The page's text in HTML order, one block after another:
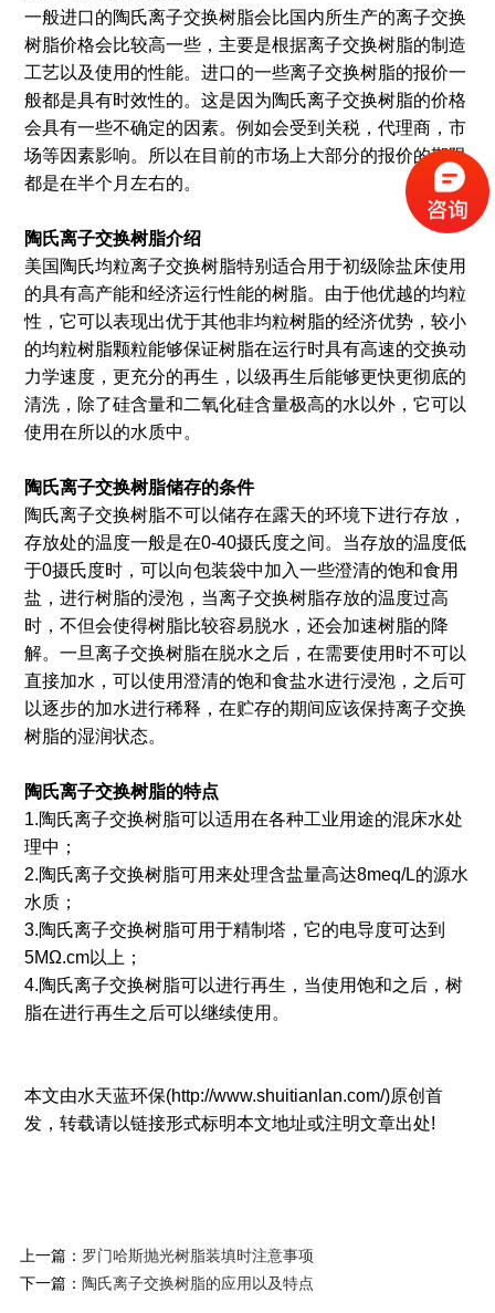
一般进口的陶氏离子交换树脂会比国内所生产的离子交换
树脂价格会比较高一些，主要是根据离子交换树脂的制造
工艺以及使用的性能。进口的一些离子交换树脂的报价一
般都是具有时效性的。这是因为陶氏离子交换树脂的价格
会具有一些不确定的因素。例如会受到关税，代理商，市
场等因素影响。所以在目前的市场上大部分的报价的期限
都是在半个月左右的。
陶氏离子交换树脂介绍
美国陶氏均粒离子交换树脂特别适合用于初级除盐床使用
的具有高产能和经济运行性能的树脂。由于他优越的均粒
性，它可以表现出优于其他非均粒树脂的经济优势，较小
的均粒树脂颗粒能够保证树脂在运行时具有高速的交换动
力学速度，更充分的再生，以级再生后能够更快更彻底的
清洗，除了硅含量和二氧化硅含量极高的水以外，它可以
使用在所以的水质中。
陶氏离子交换树脂储存的条件
陶氏离子交换树脂不可以储存在露天的环境下进行存放，
存放处的温度一般是在0-40摄氏度之间。当存放的温度低
于0摄氏度时，可以向包装袋中加入一些澄清的饱和食用
盐，进行树脂的浸泡，当离子交换树脂存放的温度过高
时，不但会使得树脂比较容易脱水，还会加速树脂的降
解。一旦离子交换树脂在脱水之后，在需要使用时不可以
直接加水，可以使用澄清的饱和食盐水进行浸泡，之后可
以逐步的加水进行稀释，在贮存的期间应该保持离子交换
树脂的湿润状态。
陶氏离子交换树脂的特点
1.陶氏离子交换树脂可以适用在各种工业用途的混床水处
理中；
2.陶氏离子交换树脂可用来处理含盐量高达8meq/L的源水
水质；
3.陶氏离子交换树脂可用于精制塔，它的电导度可达到
5MΩ.cm以上；
4.陶氏离子交换树脂可以进行再生，当使用饱和之后，树
脂在进行再生之后可以继续使用。
本文由水天蓝环保(http://www.shuitianlan.com/)原创首
发，转载请以链接形式标明本文地址或注明文章出处!
上一篇： 罗门哈斯抛光树脂装填时注意事项
下一篇： 陶氏离子交换树脂的应用以及特点